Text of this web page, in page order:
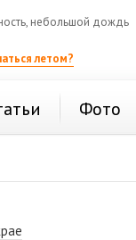
небольшой дождь
летом?
Фото